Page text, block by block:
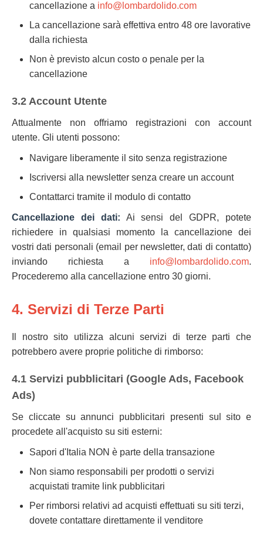
cancellazione a info@lombardolido.com
La cancellazione sarà effettiva entro 48 ore lavorative
dalla richiesta
Non è previsto alcun costo o penale per la
cancellazione
3.2 Account Utente
Attualmente non offriamo registrazioni con account
utente. Gli utenti possono:
Navigare liberamente il sito senza registrazione
Iscriversi alla newsletter senza creare un account
Contattarci tramite il modulo di contatto
Cancellazione dei dati: Ai sensi del GDPR, potete
richiedere in qualsiasi momento la cancellazione dei
vostri dati personali (email per newsletter, dati di contatto)
inviando richiesta a info@lombardolido.com.
Procederemo alla cancellazione entro 30 giorni.
4. Servizi di Terze Parti
Il nostro sito utilizza alcuni servizi di terze parti che
potrebbero avere proprie politiche di rimborso:
4.1 Servizi pubblicitari (Google Ads, Facebook
Ads)
Se cliccate su annunci pubblicitari presenti sul sito e
procedete all'acquisto su siti esterni:
Sapori d'Italia NON è parte della transazione
Non siamo responsabili per prodotti o servizi
acquistati tramite link pubblicitari
Per rimborsi relativi ad acquisti effettuati su siti terzi,
dovete contattare direttamente il venditore